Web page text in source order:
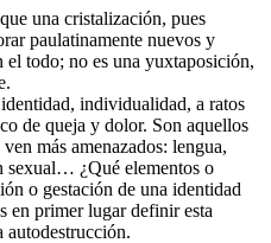
una cristalización, pues
paulatinamente nuevos y
el todo; no es una yuxtaposición,
individualidad, a ratos
de queja y dolor. Son aquellos
más amenazados: lengua,
sexual… ¿Qué elementos o
o gestación de una identidad
en primer lugar definir esta
autodestrucción.